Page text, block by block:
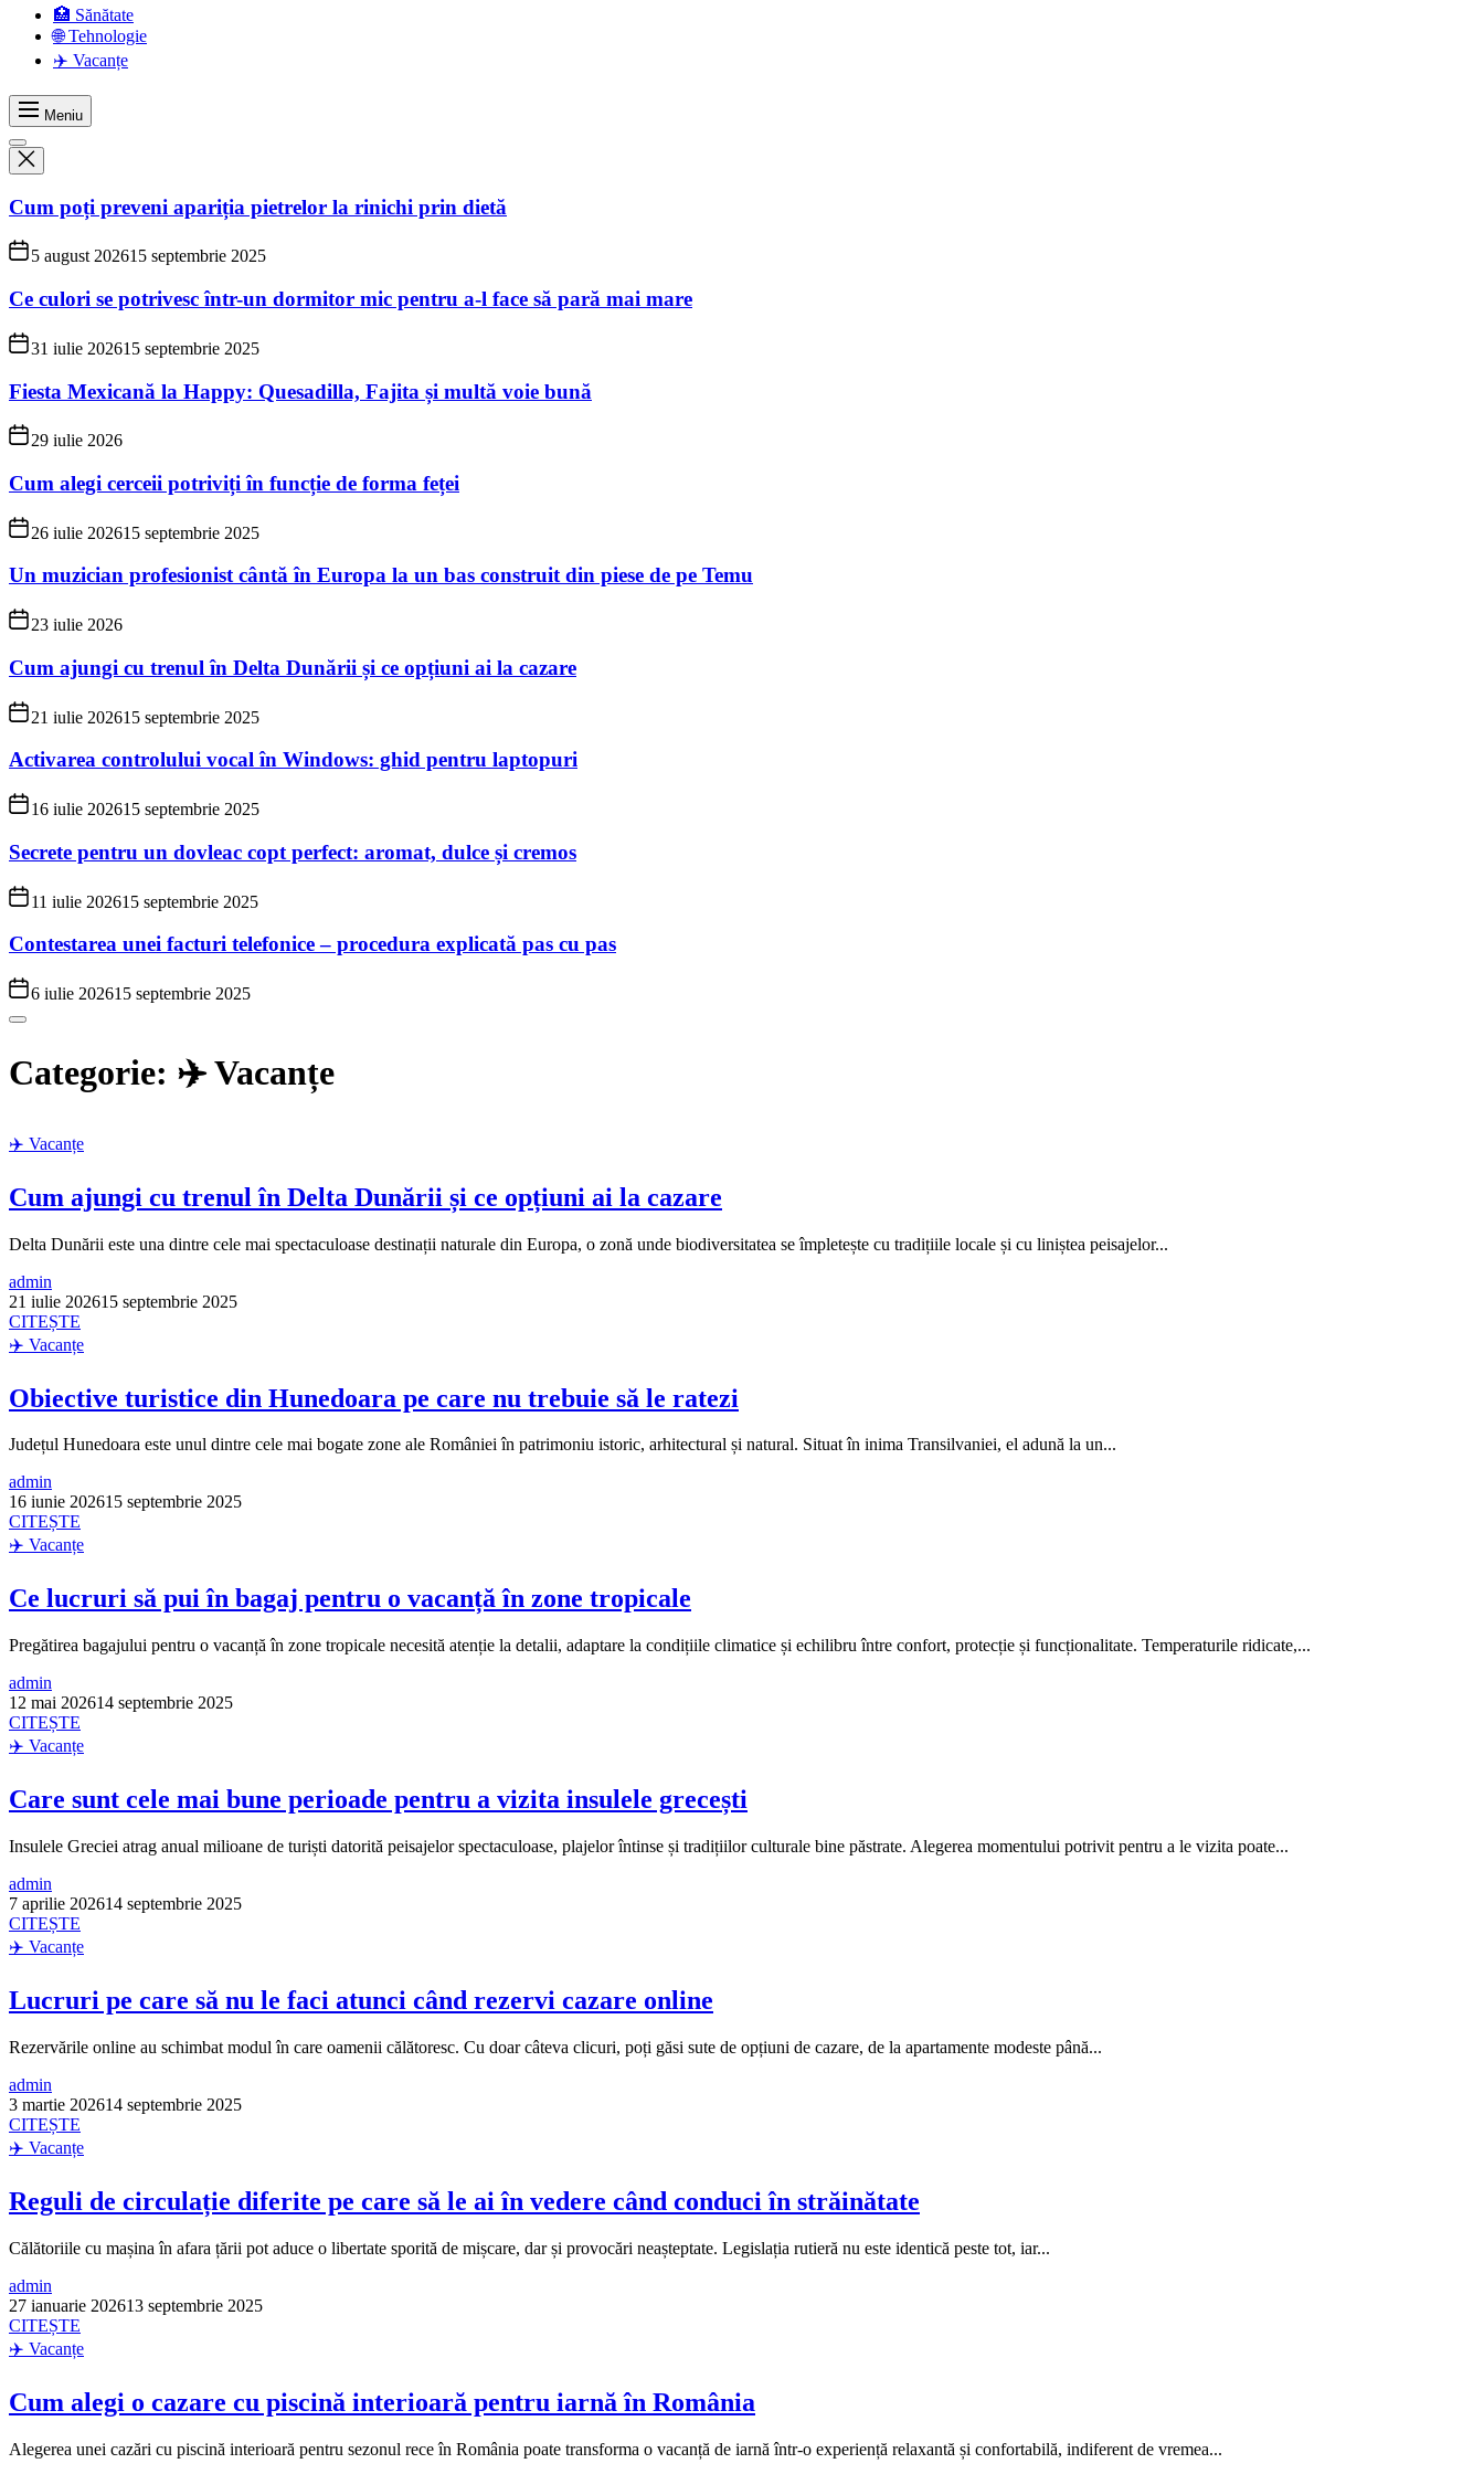
🏥 Sănătate
🌐 Tehnologie
✈️ Vacanțe
Meniu
Cum poți preveni apariția pietrelor la rinichi prin dietă
5 august 202615 septembrie 2025
Ce culori se potrivesc într-un dormitor mic pentru a-l face să pară mai mare
31 iulie 202615 septembrie 2025
Fiesta Mexicană la Happy: Quesadilla, Fajita și multă voie bună
29 iulie 2026
Cum alegi cerceii potriviți în funcție de forma feței
26 iulie 202615 septembrie 2025
Un muzician profesionist cântă în Europa la un bas construit din piese de pe Temu
23 iulie 2026
Cum ajungi cu trenul în Delta Dunării și ce opțiuni ai la cazare
21 iulie 202615 septembrie 2025
Activarea controlului vocal în Windows: ghid pentru laptopuri
16 iulie 202615 septembrie 2025
Secrete pentru un dovleac copt perfect: aromat, dulce și cremos
11 iulie 202615 septembrie 2025
Contestarea unei facturi telefonice – procedura explicată pas cu pas
6 iulie 202615 septembrie 2025
Categorie: ✈️ Vacanțe
✈️ Vacanțe
Cum ajungi cu trenul în Delta Dunării și ce opțiuni ai la cazare
Delta Dunării este una dintre cele mai spectaculoase destinații naturale din Europa, o zonă unde biodiversitatea se împletește cu tradițiile locale și cu liniștea peisajelor...
admin
21 iulie 202615 septembrie 2025
CITEȘTE
✈️ Vacanțe
Obiective turistice din Hunedoara pe care nu trebuie să le ratezi
Județul Hunedoara este unul dintre cele mai bogate zone ale României în patrimoniu istoric, arhitectural și natural. Situat în inima Transilvaniei, el adună la un...
admin
16 iunie 202615 septembrie 2025
CITEȘTE
✈️ Vacanțe
Ce lucruri să pui în bagaj pentru o vacanță în zone tropicale
Pregătirea bagajului pentru o vacanță în zone tropicale necesită atenție la detalii, adaptare la condițiile climatice și echilibru între confort, protecție și funcționalitate. Temperaturile ridicate,...
admin
12 mai 202614 septembrie 2025
CITEȘTE
✈️ Vacanțe
Care sunt cele mai bune perioade pentru a vizita insulele grecești
Insulele Greciei atrag anual milioane de turiști datorită peisajelor spectaculoase, plajelor întinse și tradițiilor culturale bine păstrate. Alegerea momentului potrivit pentru a le vizita poate...
admin
7 aprilie 202614 septembrie 2025
CITEȘTE
✈️ Vacanțe
Lucruri pe care să nu le faci atunci când rezervi cazare online
Rezervările online au schimbat modul în care oamenii călătoresc. Cu doar câteva clicuri, poți găsi sute de opțiuni de cazare, de la apartamente modeste până...
admin
3 martie 202614 septembrie 2025
CITEȘTE
✈️ Vacanțe
Reguli de circulație diferite pe care să le ai în vedere când conduci în străinătate
Călătoriile cu mașina în afara țării pot aduce o libertate sporită de mișcare, dar și provocări neașteptate. Legislația rutieră nu este identică peste tot, iar...
admin
27 ianuarie 202613 septembrie 2025
CITEȘTE
✈️ Vacanțe
Cum alegi o cazare cu piscină interioară pentru iarnă în România
Alegerea unei cazări cu piscină interioară pentru sezonul rece în România poate transforma o vacanță de iarnă într-o experiență relaxantă și confortabilă, indiferent de vremea...